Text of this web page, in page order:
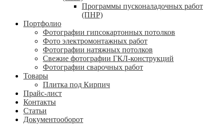
Программы пусконаладочных работ
(ПНР)
Портфолио
Фотографии гипсокартонных потолков
Фото электромонтажных работ
Фотографии натяжных потолков
Свежие фотографии ГКЛ-конструкций
Фотографии сварочных работ
Товары
Плитка под Кирпич
Прайс-лист
Контакты
Статьи
Документооборот